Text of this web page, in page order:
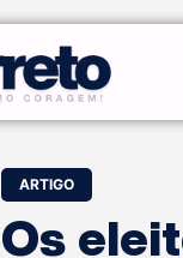
ARTIGO
Os